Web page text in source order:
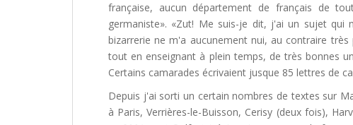
française, aucun département de français de
germaniste». «Zut! Me suis-je dit, j'ai un sujet
bizarrerie ne m'a aucunement nui, au contraire
tout en enseignant à plein temps, de très bonnes
Certains camarades écrivaient jusque 85 lettres de
Depuis j'ai sorti un certain nombres de textes sur
à Paris, Verrières-le-Buisson, Cerisy (deux fois),